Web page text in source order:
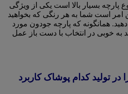
پارچه بسیار بالا است یکی از ویژگی
امر است شما به هر رنگی که بخواهید
همانگونه که پارچه جودون مورد
به خوبی در انتخاب با دست باز عمل
در تولید کدام پوشاک کاربرد